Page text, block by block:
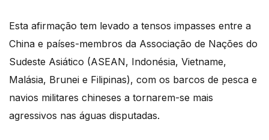
Esta afirmação tem levado a tensos impasses entre a
China e países-membros da Associação de Nações do
Sudeste Asiático (ASEAN, Indonésia, Vietname,
Malásia, Brunei e Filipinas), com os barcos de pesca e
navios militares chineses a tornarem-se mais
agressivos nas águas disputadas.